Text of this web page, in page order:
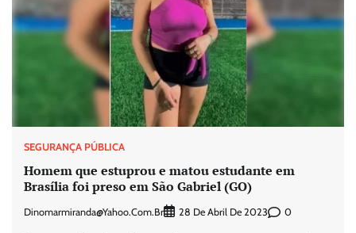
SEGURANÇA PÚBLICA
Homem que estuprou e matou estudante em
Brasília foi preso em São Gabriel (GO)
Dinomarmiranda@yahoo.com.br 28 De Abril De 2023 0